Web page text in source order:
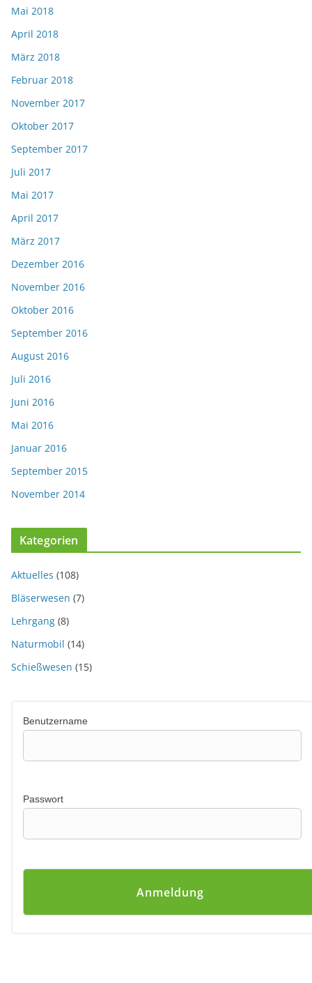
Mai 2018
April 2018
März 2018
Februar 2018
November 2017
Oktober 2017
September 2017
Juli 2017
Mai 2017
April 2017
März 2017
Dezember 2016
November 2016
Oktober 2016
September 2016
August 2016
Juli 2016
Juni 2016
Mai 2016
Januar 2016
September 2015
November 2014
Kategorien
Aktuelles (108)
Bläserwesen (7)
Lehrgang (8)
Naturmobil (14)
Schießwesen (15)
Benutzername
Passwort